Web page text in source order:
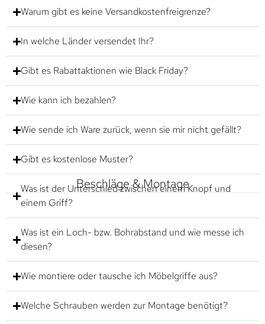
Warum gibt es keine Versandkostenfreigrenze?
In welche Länder versendet Ihr?
Gibt es Rabattaktionen wie Black Friday?
Wie kann ich bezahlen?
Wie sende ich Ware zurück, wenn sie mir nicht gefällt?
Gibt es kostenlose Muster?
Beschläge & Montage
Was ist der Unterschied zwischen einem Knopf und
einem Griff?
Was ist ein Loch- bzw. Bohrabstand und wie messe ich
diesen?
Wie montiere oder tausche ich Möbelgriffe aus?
Welche Schrauben werden zur Montage benötigt?